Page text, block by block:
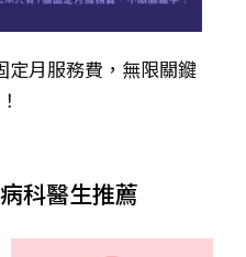
定月服務費，無限關𨫡
科醫生推薦